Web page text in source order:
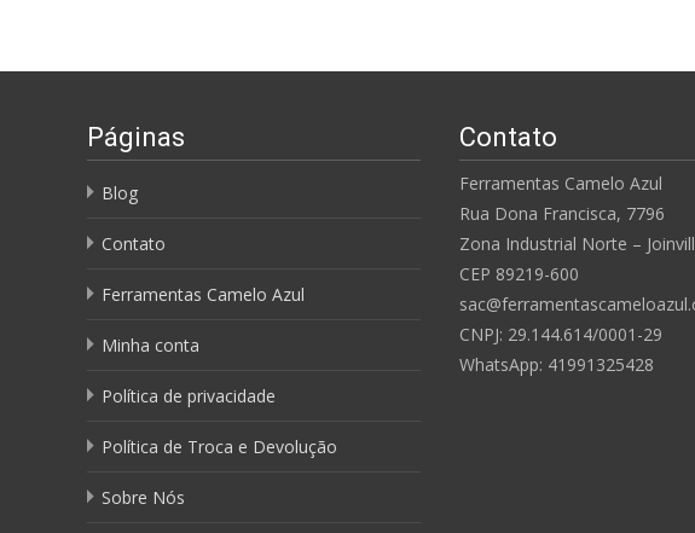
Páginas
Blog
Contato
Ferramentas Camelo Azul
Minha conta
Política de privacidade
Política de Troca e Devolução
Sobre Nós
Contato
Ferramentas Camelo Azul
Rua Dona Francisca, 7796
Zona Industrial Norte –
CEP 89219-600
CNPJ: 29.144.614/0001-29
WhatsApp: 41991325428